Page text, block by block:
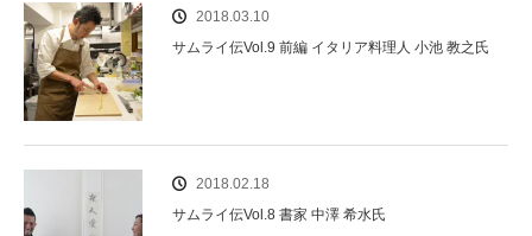
2018.03.10
サムライ伝Vol.9 前編 イタリア料理人 小池 教之氏
2018.02.18
サムライ伝Vol.8 書家 中澤 希水氏